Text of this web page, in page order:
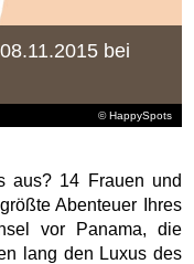
© HappySpots
bei
aus? 14 Frauen und
Abenteuer Ihres
vor Panama, die
lang den Luxus des